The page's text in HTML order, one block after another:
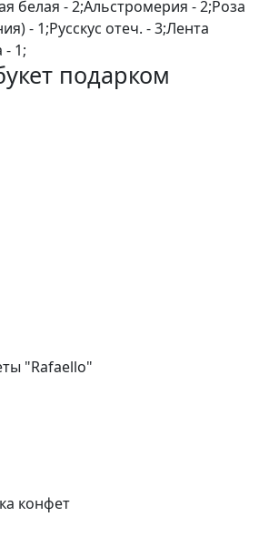
белая - 2;Альстромерия - 2;Роза
- 1;Русскус отеч. - 3;Лента
- 1;
подарком
"Rafaello"
конфет